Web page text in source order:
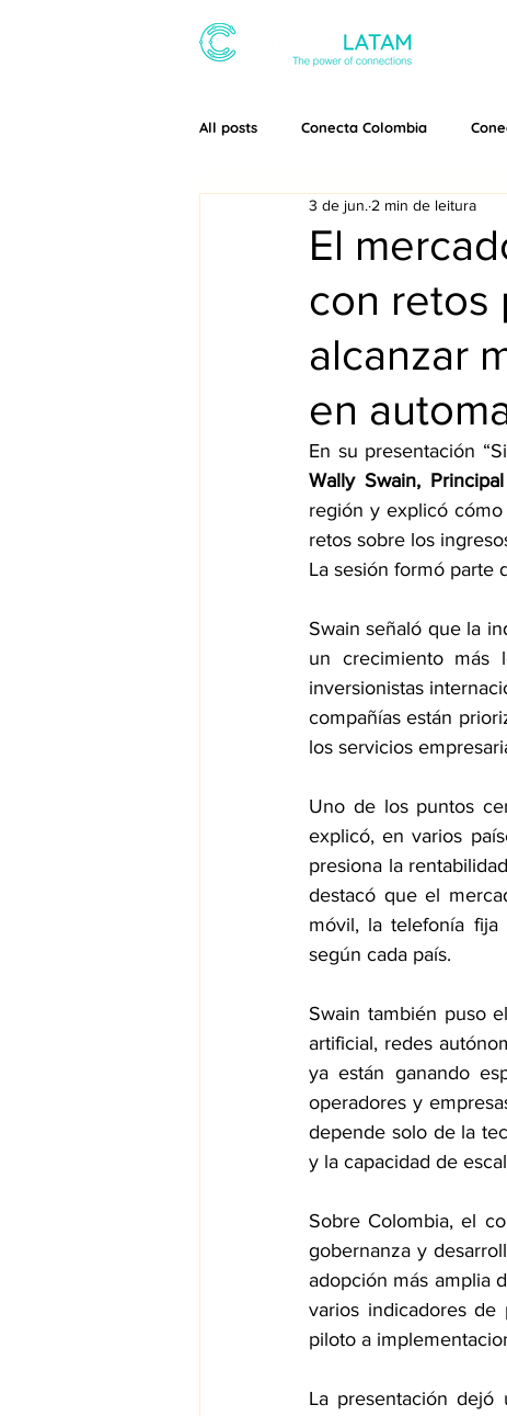
All posts Conecta Colombia
El
con retos
alcanzar
en
3 de jun. 2 min de leitura
Wally Swain,
región y explicó
retos sobre los
La sesión formó parte
Swain señaló que la
un crecimiento más
inversionistas
compañías están
los servicios
Uno de los puntos
explicó, en varios
presiona la
destacó que el
móvil, la telefonía fija
según cada país.
Swain también puso
artificial, redes
ya están ganando
operadores y
depende solo de la
y la capacidad de
Sobre Colombia, el
gobernanza y
adopción más amplia
varios indicadores de
piloto a
La presentación dejó